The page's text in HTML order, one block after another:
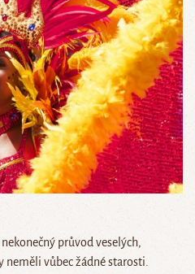
průvod veselých,
vůbec žádné starosti.